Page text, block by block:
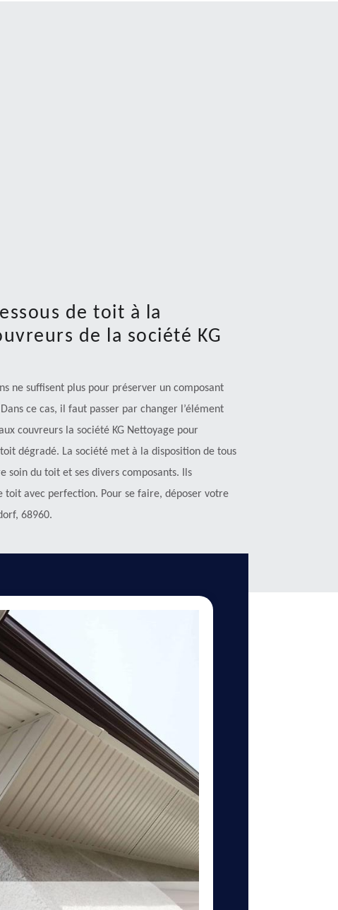
de toit à la
de la société KG
ne suffisent plus pour préserver un composant
ce cas, il faut passer par changer l’élément
couvreurs la société KG Nettoyage pour
dégradé. La société met à la disposition de tous
soin du toit et ses divers composants. Ils
toit avec perfection. Pour se faire, déposer votre
68960.